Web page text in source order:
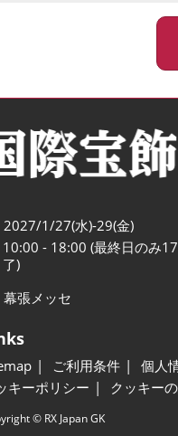
2027/1/27(水)-29(金)
10:00 - 18:00 (最終日のみ
了)
幕張メッセ
ご利用条件 個人
キーポリシー
クッキー
© RX Japan GK